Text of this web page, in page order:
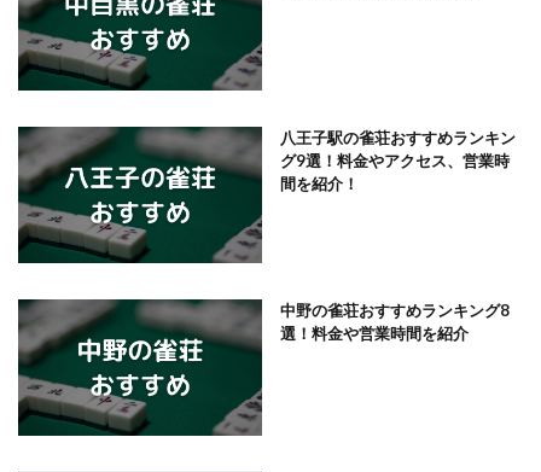
八王子駅の雀荘おすすめランキン
グ9選！料金やアクセス、営業時
間を紹介！
中野の雀荘おすすめランキング8
選！料金や営業時間を紹介